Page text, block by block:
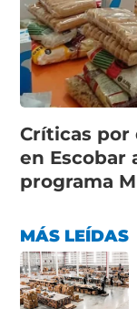
Críticas por
en Escobar
programa
MÁS LEÍDAS